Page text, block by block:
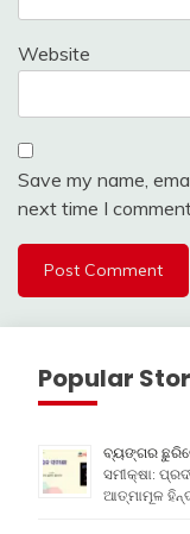
Website
Save my name,
next time I
Popular
ବ୍ୟଙ୍ଗର
ସମୀକ୍ଷା:
ଆତ୍ମାମୂଳ